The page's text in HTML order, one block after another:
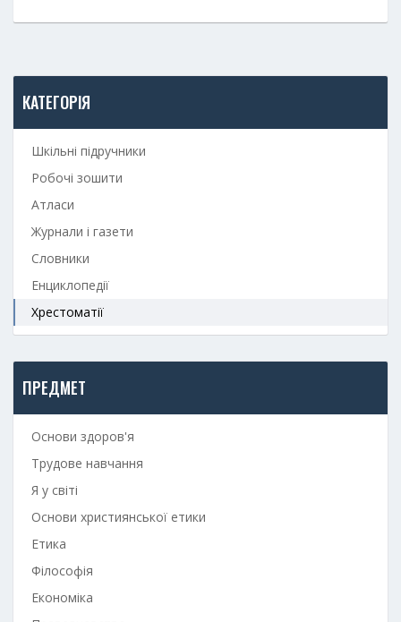
КАТЕГОРІЯ
Шкільні підручники
Робочі зошити
Атласи
Журнали і газети
Словники
Енциклопедії
Хрестоматії
ПРЕДМЕТ
Основи здоров'я
Трудове навчання
Я у світі
Основи християнської етики
Етика
Філософія
Економіка